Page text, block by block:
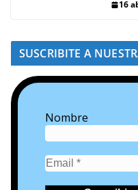
16
SUSCRIBITE A
Nombre